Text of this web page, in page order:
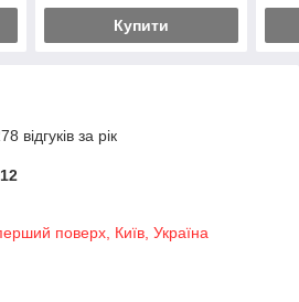
Купити
відгуків за рік
поверх, Київ, Україна